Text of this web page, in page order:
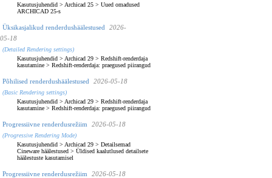
Kasutusjuhendid > Archicad 25 > Uued omadused
ARCHICAD 25-s
Üksikasjalikud renderdushäälestused
2026-
05-18
(Detailed Rendering settings)
Kasutusjuhendid > Archicad 29 > Redshift-renderdaja
kasutamine > Redshift-renderdaja: praegused piirangud
Põhilised renderdushäälestused 2026-05-18
(Basic Rendering settings)
Kasutusjuhendid > Archicad 29 > Redshift-renderdaja
kasutamine > Redshift-renderdaja: praegused piirangud
Progressiivne renderdusrežiim 2026-05-18
(Progressive Rendering Mode)
Kasutusjuhendid > Archicad 29 > Detailsemad
Cineware häälestused > Üldised kaalutlused detailsete
häälestuste kasutamisel
Progressiivne renderdusrežiim 2026-05-18